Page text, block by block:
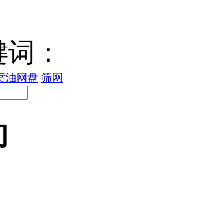
：
油网盘 筛网